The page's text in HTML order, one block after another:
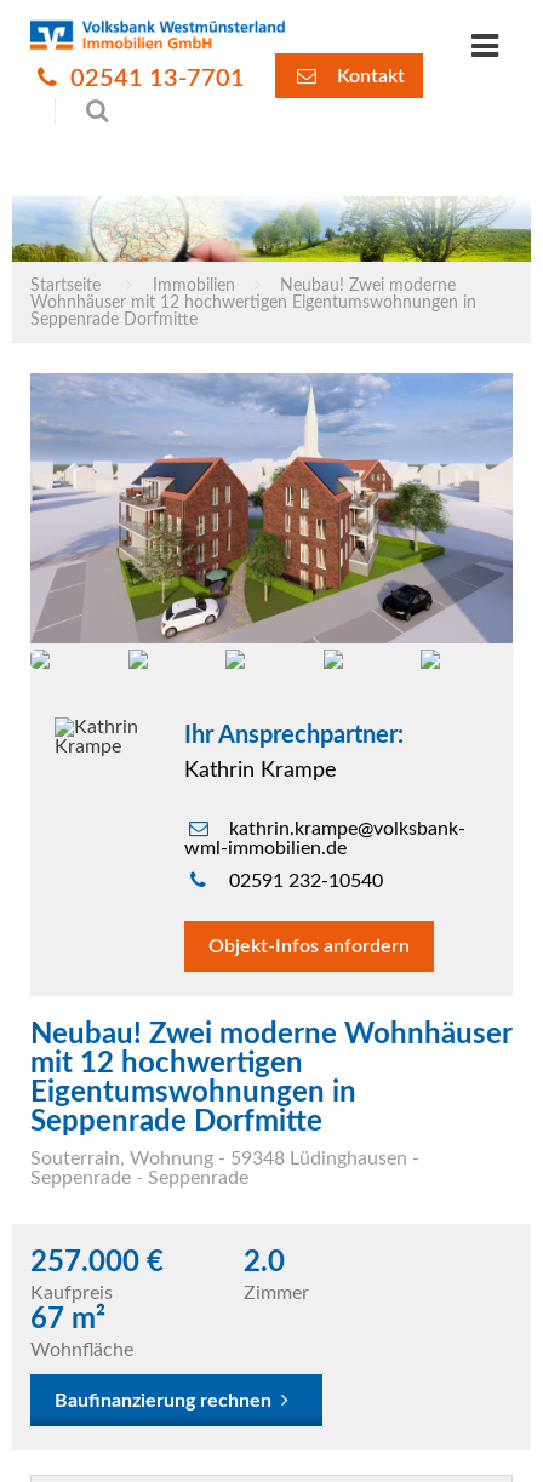
02541 13-7701 Kontakt
Startseite Immobilien
Neubau! Zwei moderne
Wohnhäuser mit 12 hochwertigen Eigentumswohnungen in
Seppenrade Dorfmitte
Ihr Ansprechpartner:
Kathrin Krampe
kathrin.krampe@volksbank-
wml-immobilien.de
02591 232-10540
Objekt-Infos anfordern
Neubau! Zwei moderne Wohnhäuser
mit 12 hochwertigen
Eigentumswohnungen in
Seppenrade Dorfmitte
Souterrain, Wohnung - 59348 Lüdinghausen -
Seppenrade - Seppenrade
257.000 €
Kaufpreis
2.0
Zimmer
67 m²
Wohnfläche
Baufinanzierung rechnen